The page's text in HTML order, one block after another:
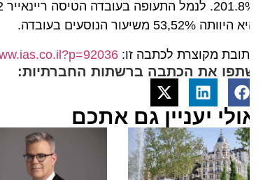
53,52% משיעור הנוסעים בעובדה.
מקוצרת לכתבה זו:www.ias.co.il?p=92036
את הכתבה ברשתות החברתיות:
יעניין גם אתכם